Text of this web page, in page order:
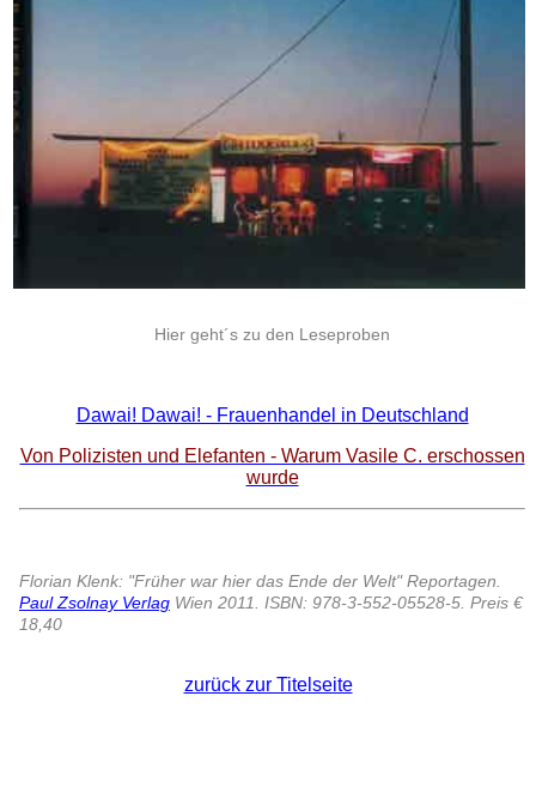
Hier geht´s zu den Leseproben
Dawai! Dawai! - Frauenhandel in Deutschland
Von Polizisten und Elefanten - Warum Vasile C. erschossen
wurde
Florian Klenk: "Früher war hier das Ende der Welt" Reportagen.
Paul Zsolnay Verlag Wien 2011. ISBN: 978-3-552-05528-5. Preis €
18,40
zurück zur Titelseite